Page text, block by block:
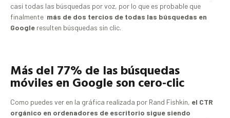
casi todas las búsquedas por voz, por lo que es probable que
finalmente más de dos tercios de todas las búsquedas en
Google resulten búsquedas sin clic.
Más del 77% de las búsquedas
móviles en Google son cero-clic
Como puedes ver en la gráfica realizada por Rand Fishkin, el CTR
orgánico en ordenadores de escritorio sigue siendo